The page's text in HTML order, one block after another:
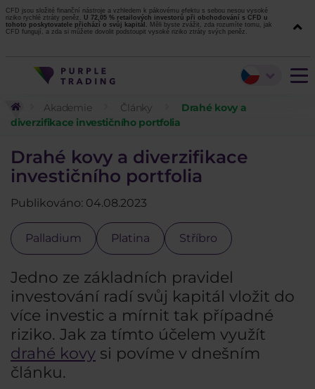
CFD jsou složité finanční nástroje a vzhledem k pákovému efektu s sebou nesou vysoké
riziko rychlé ztráty peněz. U 72,05 % retailových investorů při obchodování s CFD u
tohoto poskytovatele přichází o svůj kapitál. Měli byste zvážit, zda rozumíte tomu, jak
CFD fungují, a zda si můžete dovolit podstoupit vysoké riziko ztráty svých peněz.
Akademie Články
Drahé kovy a
diverzifikace investičního portfolia
Drahé kovy a diverzifikace
investičního portfolia
Publikováno: 04.08.2023
Palladium Platina Stříbro
Jedno ze základních pravidel
investování radí svůj kapitál vložit do
více investic a mírnit tak případné
riziko. Jak za tímto účelem využít
drahé kovy si povíme v dnešním
článku.